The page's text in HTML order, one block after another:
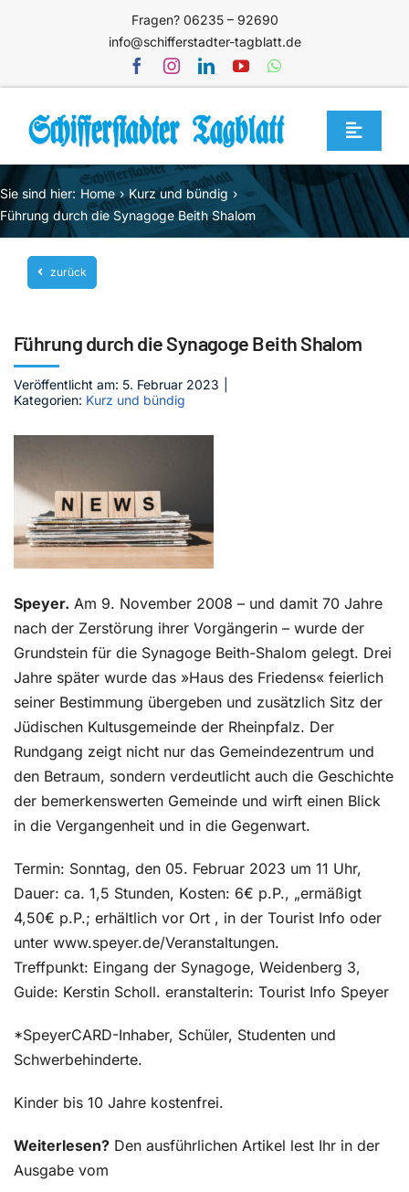
Fragen? 06235 – 92690
info@schifferstadter-tagblatt.de
Toggle
Home
Themen
Blog
Unternehmen
Mediathek
Jetzt abonnieren
Kontakt
Sie sind hier: Home
Kurz und bündig
Führung durch die Synagoge Beith Shalom
zurück
Führung durch die Synagoge Beith Shalom
Veröffentlicht am: 5. Februar 2023
Kategorien: Kurz und bündig
Speyer. Am 9. November 2008 – und damit 70 Jahre
nach der Zerstörung ihrer Vorgängerin – wurde der
Grundstein für die Synagoge Beith-Shalom gelegt. Drei
Jahre später wurde das »Haus des Friedens« feierlich
seiner Bestimmung übergeben und zusätzlich Sitz der
Jüdischen Kultusgemeinde der Rheinpfalz. Der
Rundgang zeigt nicht nur das Gemeindezentrum und
den Betraum, sondern verdeutlicht auch die Geschichte
der bemerkenswerten Gemeinde und wirft einen Blick
in die Vergangenheit und in die Gegenwart.
Termin: Sonntag, den 05. Februar 2023 um 11 Uhr,
Dauer: ca. 1,5 Stunden, Kosten: 6€ p.P., „ermäßigt
4,50€ p.P.; erhältlich vor Ort , in der Tourist Info oder
unter www.speyer.de/Veranstaltungen.
Treffpunkt: Eingang der Synagoge, Weidenberg 3,
Guide: Kerstin Scholl. eranstalterin: Tourist Info Speyer
*SpeyerCARD-Inhaber, Schüler, Studenten und
Schwerbehinderte.
Kinder bis 10 Jahre kostenfrei.
Weiterlesen? Den ausführlichen Artikel lest Ihr in der
Ausgabe vom